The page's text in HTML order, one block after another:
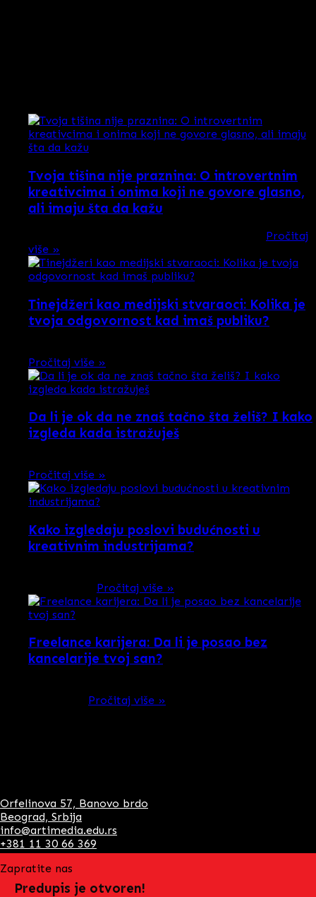
Tvoja tišina nije praznina: O introvertnim
kreativcima i onima koji ne govore glasno,
ali imaju šta da kažu
Pročitaj
više »
Tinejdžeri kao medijski stvaraoci: Kolika je
tvoja odgovornost kad imaš publiku?
Pročitaj više »
Da li je ok da ne znaš tačno šta želiš? I kako
izgleda kada istražuješ
Pročitaj više »
Kako izgledaju poslovi budućnosti u
kreativnim industrijama?
Pročitaj više »
Freelance karijera: Da li je posao bez
kancelarije tvoj san?
Pročitaj više »
Orfelinova 57, Banovo brdo
Beograd, Srbija
info@artimedia.edu.rs
+381 11 30 66 369
Zapratite nas
Predupis je otvoren!